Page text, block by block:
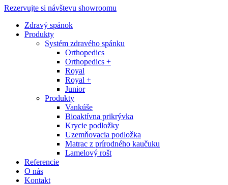
Close
Rezervujte si návštevu showroomu
Zdravý spánok
Produkty
Systém zdravého spánku
Orthopedics
Orthopedics +
Royal
Royal +
Junior
Produkty
Vankúše
Bioaktívna prikrývka
Krycie podložky
Uzemňovacia podložka
Matrac z prírodného kaučuku
Lamelový rošt
Referencie
O nás
Kontakt